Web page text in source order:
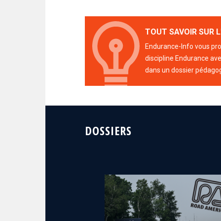
TOUT SAVOIR SUR
Endurance-Info vous
discipline Endurance
dans un dossier
DOSSIERS